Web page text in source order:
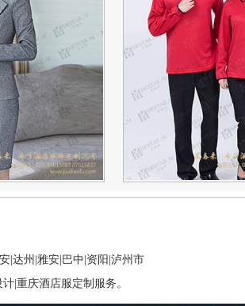
|达州|雅安|巴中|资阳|泸州市
|重庆酒店服定制服务。